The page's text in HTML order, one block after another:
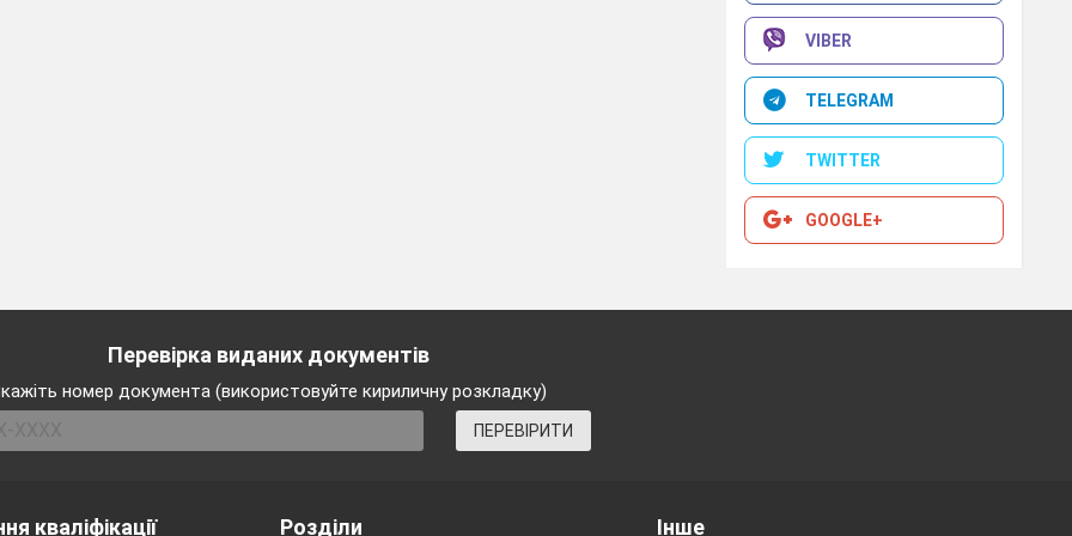
VIBER
TELEGRAM
TWITTER
GOOGLE+
Перевірка виданих документів
номер документа (використовуйте кириличну розкладку)
ПЕРЕВІРИТИ
кваліфікації Розділи Інше